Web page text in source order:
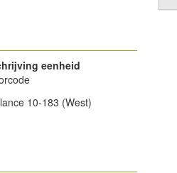
eenheid
10-183 (West)